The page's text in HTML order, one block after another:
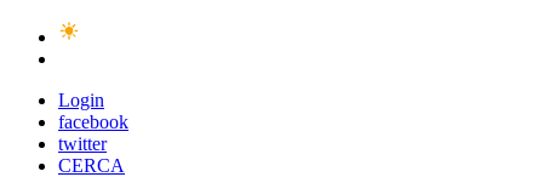
Login
facebook
twitter
CERCA